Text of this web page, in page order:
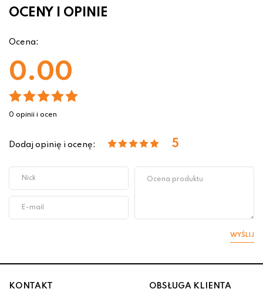
OCENY I OPINIE
Ocena:
0.00
0 opinii i ocen
Dodaj opinię i ocenę: 5
WYŚLIJ
KONTAKT OBSŁUGA KLIENTA